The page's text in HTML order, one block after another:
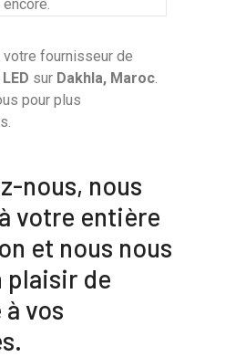
fournisseur de
sur Dakhla, Maroc.
pour plus
nous, nous
votre entière
et nous nous
plaisir de
vos